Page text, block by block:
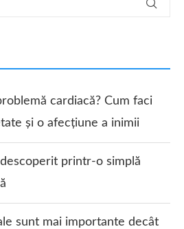
cardiacă? Cum faci
și o afecțiune a inimii
printr-o simplă
sunt mai importante decât